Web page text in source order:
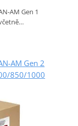
AM Gen 1
AM Gen 2
850/1000